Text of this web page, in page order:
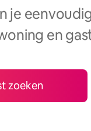
je
en
zoeken